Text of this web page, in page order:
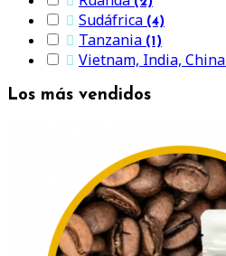
 Sudáfrica (4)
 Tanzania (1)
 Vietnam, India, China
Los más vendidos